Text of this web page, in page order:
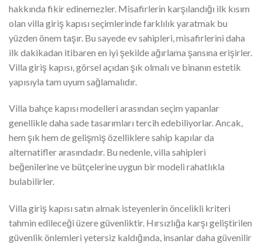
hakkında fikir edinemezler. Misafirlerin karşılandığı ilk kısım
olan villa giriş kapısı seçimlerinde farklılık yaratmak bu
yüzden önem taşır. Bu sayede ev sahipleri, misafirlerini daha
ilk dakikadan itibaren en iyi şekilde ağırlama şansına erişirler.
Villa giriş kapısı, görsel açıdan şık olmalı ve binanın estetik
yapısıyla tam uyum sağlamalıdır.
Villa bahçe kapısı modelleri arasından seçim yapanlar
genellikle daha sade tasarımları tercih edebiliyorlar. Ancak,
hem şık hem de gelişmiş özelliklere sahip kapılar da
alternatifler arasındadır. Bu nedenle, villa sahipleri
beğenilerine ve bütçelerine uygun bir modeli rahatlıkla
bulabilirler.
Villa giriş kapısı satın almak isteyenlerin öncelikli kriteri
tahmin edileceği üzere güvenliktir. Hırsızlığa karşı geliştirilen
güvenlik önlemleri yetersiz kaldığında, insanlar daha güvenilir